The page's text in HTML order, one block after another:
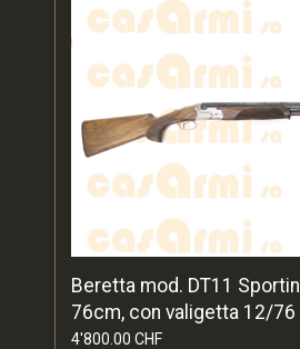
Beretta mod. DT11
76cm, con valigetta 12/76
4'800.00 CHF